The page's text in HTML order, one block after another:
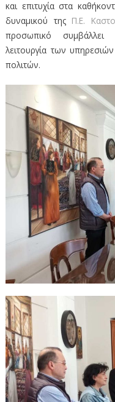
και επιτυχία στα
δυναμικού της Π.Ε.
προσωπικό συμβάλλει
λειτουργία των
πολιτών.